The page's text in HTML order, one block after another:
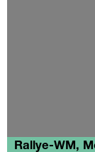
Rallye-WM,